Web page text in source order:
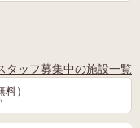
タッフ募集中の施設一覧
）